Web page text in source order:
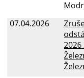
07.04.2026
2026